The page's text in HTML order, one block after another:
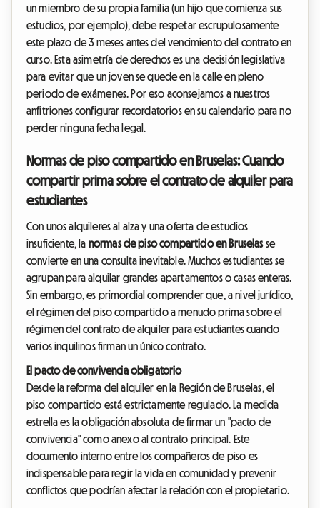
un miembro de su propia familia (un hijo que comienza sus
estudios, por ejemplo), debe respetar escrupulosamente
este plazo de 3 meses antes del vencimiento del contrato en
curso. Esta asimetría de derechos es una decisión legislativa
para evitar que un joven se quede en la calle en pleno
periodo de exámenes. Por eso aconsejamos a nuestros
anfitriones configurar recordatorios en su calendario para no
perder ninguna fecha legal.
Normas de piso compartido en Bruselas: Cuando
compartir prima sobre el contrato de alquiler para
estudiantes
Con unos alquileres al alza y una oferta de estudios
insuficiente, la normas de piso compartido en Bruselasse
convierte en una consulta inevitable. Muchos estudiantes se
agrupan para alquilar grandes apartamentos o casas enteras.
Sin embargo, es primordial comprender que, a nivel jurídico,
el régimen del piso compartido a menudo prima sobre el
régimen del contrato de alquiler para estudiantes cuando
varios inquilinos firman un único contrato.
El pacto de convivencia obligatorio
Desde la reforma del alquiler en la Región de Bruselas, el
piso compartido está estrictamente regulado. La medida
estrella es la obligación absoluta de firmar un "pacto de
convivencia" como anexo al contrato principal. Este
documento interno entre los compañeros de piso es
indispensable para regir la vida en comunidad y prevenir
conflictos que podrían afectar la relación con el propietario.